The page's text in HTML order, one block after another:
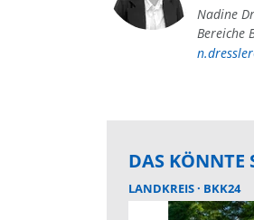
Nadine
Bereiche
DAS KÖNNTE
LANDKREIS BKK24